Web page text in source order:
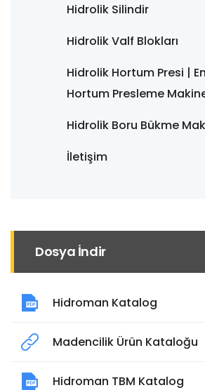
Hidrolik Silindir
Hidrolik Valf Blokları
Hidrolik Hortum Presi |
Hortum Presleme
Hidrolik Boru Bükme
İletişim
Dosya İndir
Hidroman Katalog
Madencilik Ürün Kataloğu
Hidroman TBM Katalog